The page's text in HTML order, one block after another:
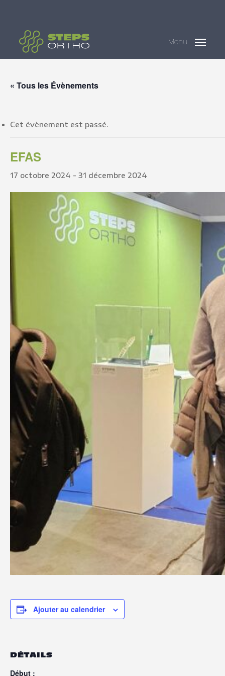
content
Menu
« Tous les Évènements
Cet évènement est passé.
EFAS
17 octobre 2024 - 31 décembre 2024
Ajouter au calendrier
DÉTAILS
Début :